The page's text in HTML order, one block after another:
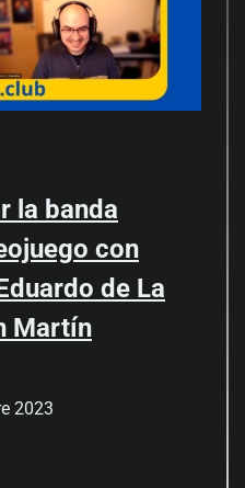
la banda
con
de La
Martín
2023